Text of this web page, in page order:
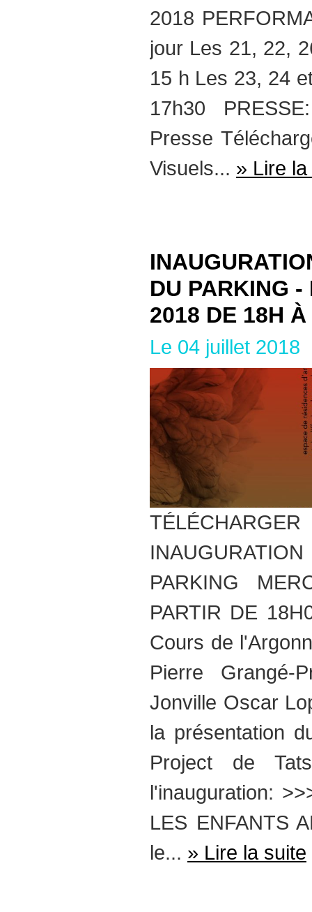
2018
jour Les 21, 22,
15 h Les 23, 24
17h30
Presse
Visuels... » Lire
DU PARKING
2018 DE 18H À
Le 04 juillet 2018
PARKING
PARTIR DE
Cours de
Pierre Grangé-
Jonville Oscar
la présentation
Project de
l'inauguration:
LES ENFANTS
le... » Lire la suite